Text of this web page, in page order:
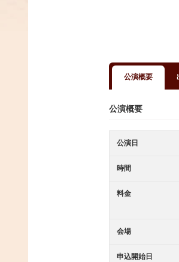
公演概要
公演概要
公演日
時間
料金
会場
申込開始日